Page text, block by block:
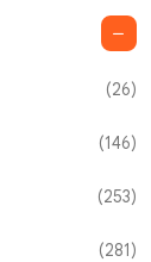
(26)
(146)
(253)
(281)